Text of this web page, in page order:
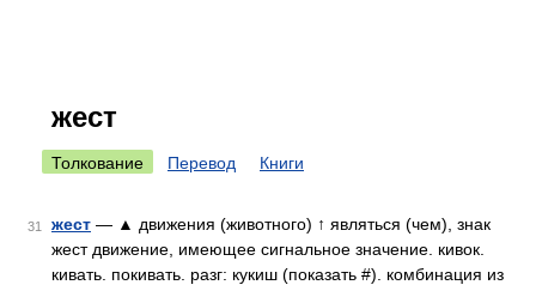
жест
Толкование Перевод Книги
31 жест — ▲ движения (животного) ↑ являться (чем), знак
жест движение, имеющее сигнальное значение. кивок.
кивать. покивать. разг: кукиш (показать #). комбинация из